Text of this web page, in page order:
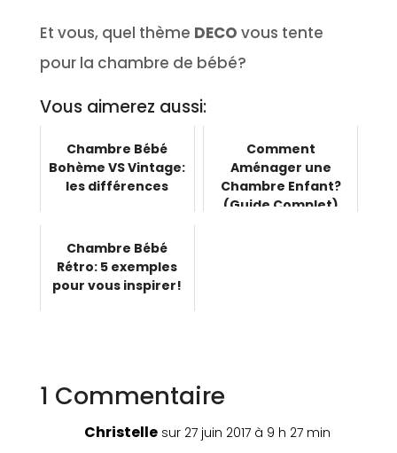
Et vous, quel thème DECO vous tente
pour la chambre de bébé?
Vous aimerez aussi:
Chambre Bébé
Bohème VS Vintage:
les différences
Comment
Aménager une
Chambre Enfant?
(Guide Complet)
Chambre Bébé
Rétro: 5 exemples
pour vous inspirer!
1 Commentaire
Christelle sur 27 juin 2017 à 9 h 27 min